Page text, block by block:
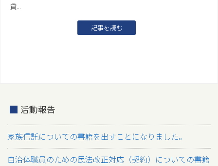
貸...
記事を読む
活動報告
家族信託についての書籍を出すことになりました。
自治体職員のための民法改正対応（契約）についての書籍